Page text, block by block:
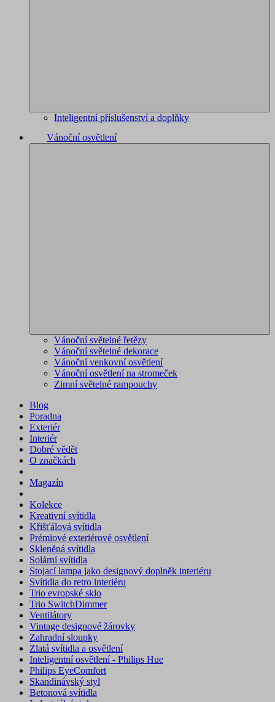
Inteligentní příslušenství a doplňky
Vánoční osvětlení
Vánoční světelné řetězy
Vánoční světelné dekorace
Vánoční venkovní osvětlení
Vánoční osvětlení na stromeček
Zimní světelné rampouchy
Blog
Poradna
Exteriér
Interiér
Dobré vědět
O značkách
Magazín
Kolekce
Kreativní svítidla
Křišťálová svítidla
Prémiové exteriérové osvětlení
Skleněná svítidla
Solární svítidla
Stojací lampa jako designový doplněk interiéru
Svítidla do retro interiéru
Trio evropské sklo
Trio SwitchDimmer
Ventilátory
Vintage designové žárovky
Zahradní sloupky
Zlatá svítidla a osvětlení
Inteligentní osvětlení - Philips Hue
Philips EyeComfort
Skandinávský styl
Betonová svítidla